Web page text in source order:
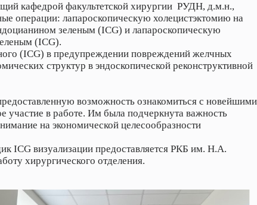
кафедрой факультетской хирургии РУДН, д.м.н.,
операции: лапароскопическую холецистэктомию на
зеленым (ICG) и лапароскопическую
(ICG).
(ICG) в предупреждении повреждений желчных
структур в эндоскопической реконструктивной
возможность ознакомиться с новейшими
участие в работе. Им была подчеркнута важность
на экономической целесообразности
ICG визуализации предоставляется РКБ им. Н.А.
хирургического отделения.